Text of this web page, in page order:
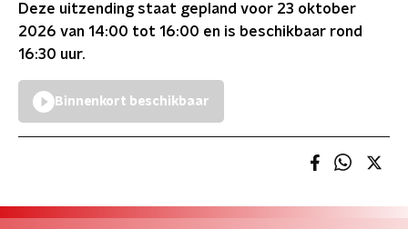
Deze uitzending staat gepland voor 23 oktober
2026 van 14:00 tot 16:00 en is beschikbaar rond
16:30 uur.
Binnenkort beschikbaar